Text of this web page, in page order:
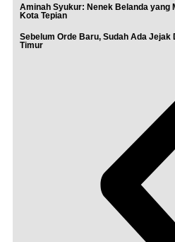
Aminah Syukur: Nenek Belanda yang
Kota Tepian
Sebelum Orde Baru, Sudah Ada
Timur